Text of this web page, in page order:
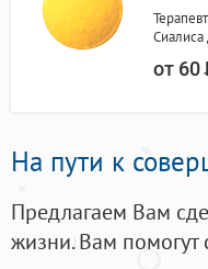
Сиалиса
от 60
На пути к
Предлагаем Вам
жизни. Вам помогут